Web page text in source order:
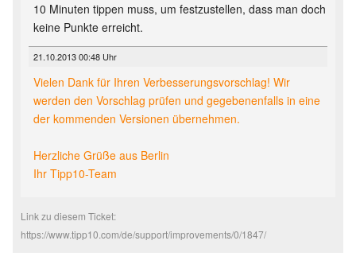
10 Minuten tippen muss, um festzustellen, dass man doch
keine Punkte erreicht.
21.10.2013 00:48 Uhr
Vielen Dank für Ihren Verbesserungsvorschlag! Wir
werden den Vorschlag prüfen und gegebenenfalls in eine
der kommenden Versionen übernehmen.
Herzliche Grüße aus Berlin
Ihr Tipp10-Team
Link zu diesem Ticket:
https://www.tipp10.com/de/support/improvements/0/1847/